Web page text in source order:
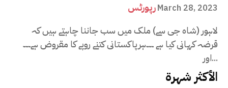
رپورٹسMarch 28, 2023
لاہور (شاہ جی سے) ملک میں سب جاننا چاہتے ہیں کہ
قرضہ کہانی کیا ہے ۔۔۔ہرپاکستانی کتنے روپے کا مقروض ہے۔۔۔
اور...
الأكثر شهرة